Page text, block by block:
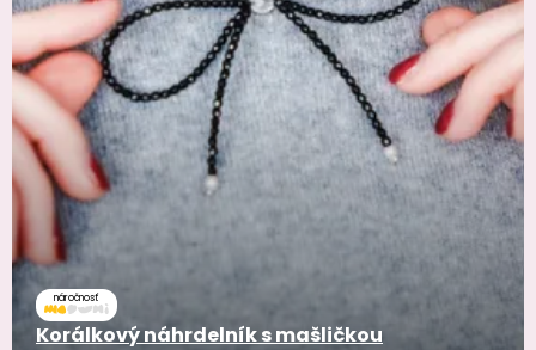
náročnosť
Korálkový náhrdelník s mašličkou